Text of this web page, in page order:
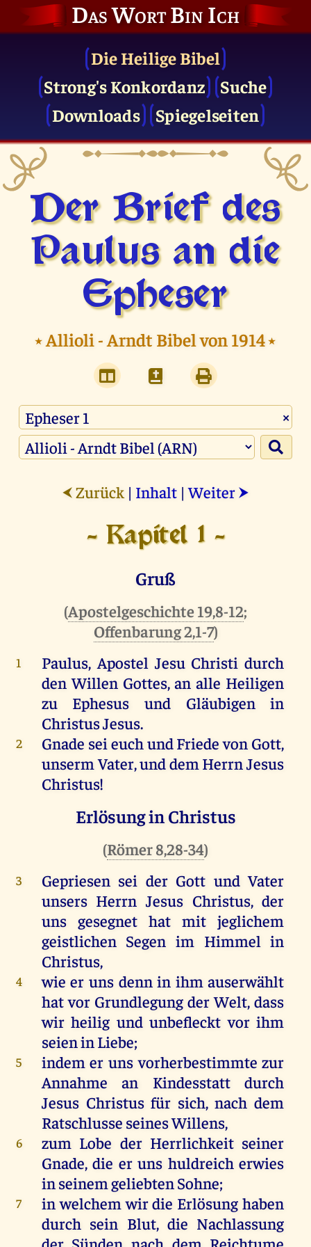
Das Wort Bin Ich
Die Heilige Bibel
Strong's Konkordanz
Suche
Downloads
Spiegelseiten
Der Brief des
Paulus an die
Epheser
⭑Allioli - Arndt Bibel von 1914⭑
×
⮜ Zurück | Inhalt |Weiter ⮞
- Kapitel 1 -
Gruß
(Apostelgeschichte 19,8-12;
Offenbarung 2,1-7)
1
Paulus, Apostel Jesu Christi durch
den Willen Gottes, an alle Heiligen
zu Ephesus und Gläubigen in
Christus Jesus.
2
Gnade sei euch und Friede von Gott,
unserm Vater, und dem Herrn Jesus
Christus!
Erlösung in Christus
(Römer 8,28-34)
3
Gepriesen sei der Gott und Vater
unsers Herrn Jesus Christus, der
uns gesegnet hat mit jeglichem
geistlichen Segen im Himmel in
Christus,
4
wie er uns denn in ihm auserwählt
hat vor Grundlegung der Welt, dass
wir heilig und unbefleckt vor ihm
seien in Liebe;
5
indem er uns vorherbestimmte zur
Annahme an Kindesstatt durch
Jesus Christus für sich, nach dem
Ratschlusse seines Willens,
6
zum Lobe der Herrlichkeit seiner
Gnade, die er uns huldreich erwies
in seinem geliebten Sohne;
7
in welchem wir die Erlösung haben
durch sein Blut, die Nachlassung